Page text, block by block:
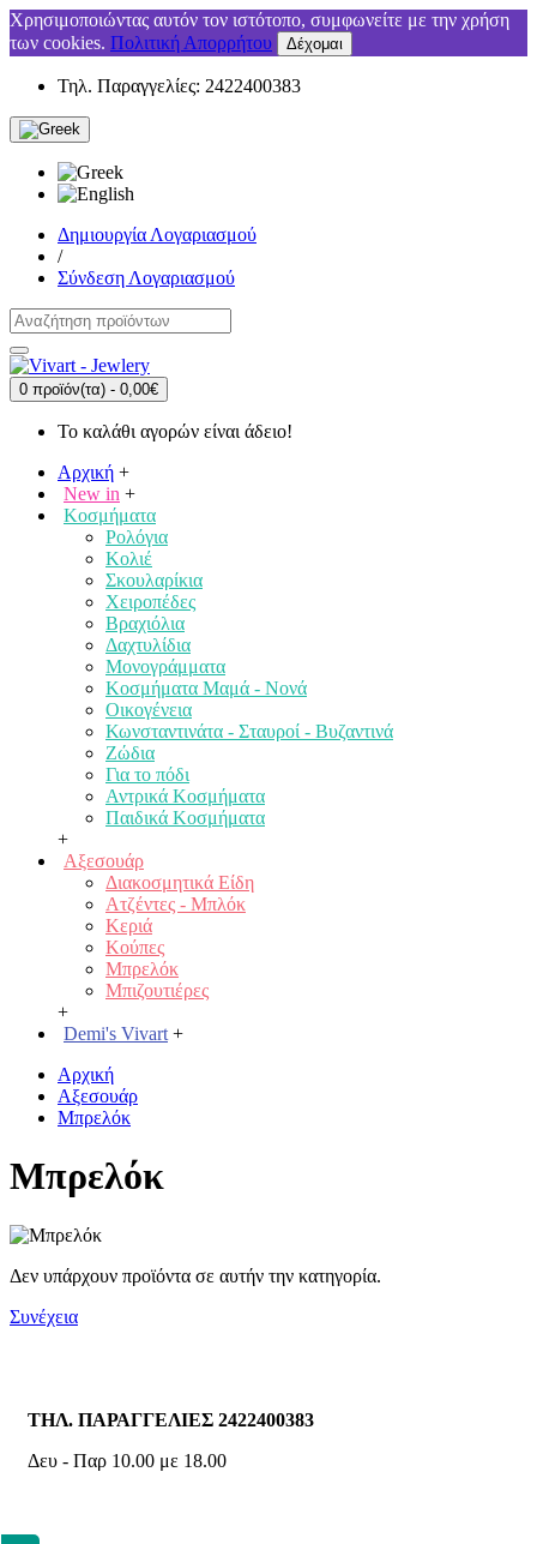
Χρησιμοποιώντας αυτόν τον ιστότοπο, συμφωνείτε με την χρήση
των cookies. Πολιτική Απορρήτου Δέχομαι
Τηλ. Παραγγελίες: 2422400383
Δημιουργία Λογαριασμού
/
Σύνδεση Λογαριασμού
0 προϊόν(τα) - 0,00€
Το καλάθι αγορών είναι άδειο!
Αρχική +
New in +
Κοσμήματα
Ρολόγια
Κολιέ
Σκουλαρίκια
Χειροπέδες
Βραχιόλια
Δαχτυλίδια
Μονογράμματα
Κοσμήματα Μαμά - Νονά
Οικογένεια
Κωνσταντινάτα - Σταυροί - Βυζαντινά
Ζώδια
Για το πόδι
Αντρικά Κοσμήματα
Παιδικά Κοσμήματα
+
Αξεσουάρ
Διακοσμητικά Είδη
Ατζέντες - Μπλόκ
Κεριά
Κούπες
Μπρελόκ
Μπιζουτιέρες
+
Demi's Vivart +
Αρχική
Αξεσουάρ
Μπρελόκ
Μπρελόκ
Δεν υπάρχουν προϊόντα σε αυτήν την κατηγορία.
Συνέχεια
ΤΗΛ. ΠΑΡΑΓΓΕΛΙΕΣ 2422400383
Δευ - Παρ 10.00 με 18.00